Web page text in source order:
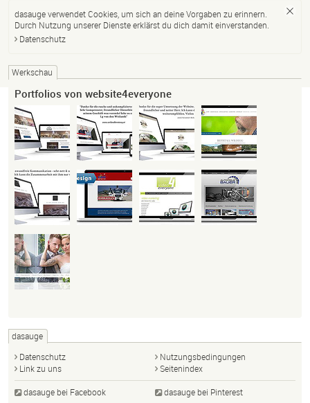
dasauge verwendet Cookies, um sich an deine Vorgaben zu erinnern.
Durch Nutzung unserer Dienste erklärst du dich damit einverstanden.
Datenschutz
Werkschau
Portfolios von website4everyone
dasauge
Datenschutz
Nutzungsbedingungen
Link zu uns
Seitenindex
dasauge bei Facebook dasauge bei Pinterest